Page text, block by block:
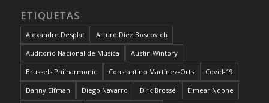
ETIQUETAS
Alexandre Desplat Arturo Díez Boscovich
Auditorio Nacional de Música Austin Wintory
Brussels Philharmonic Constantino Martínez-Orts Covid-19
Danny Elfman Diego Navarro Dirk Brossé Eimear Noone